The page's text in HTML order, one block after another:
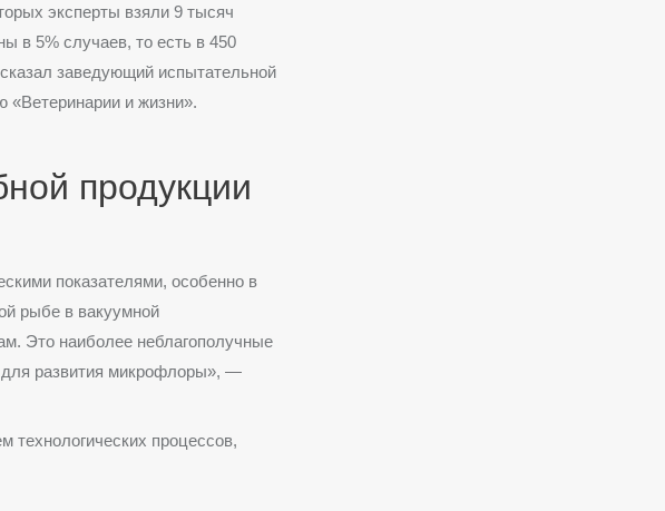
эксперты взяли 9 тысяч
в 5% случаев, то есть в 450
заведующий испытательной
«Ветеринарии и жизни».
продукции
показателями, особенно в
рыбе в вакуумной
Это наиболее неблагополучные
для развития микрофлоры», —
технологических процессов,